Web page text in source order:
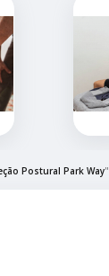
Postural Park Way